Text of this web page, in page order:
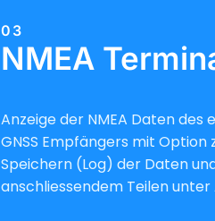
03
NMEA
Anzeige der NMEA Daten des
GNSS Empfängers mit Option
Speichern (Log) der Daten
anschliessendem Teilen unter